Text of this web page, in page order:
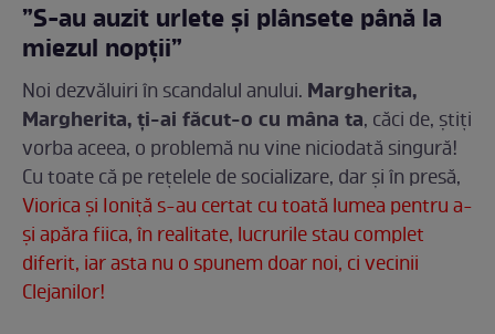
”S-au auzit urlete și plânsete până la
miezul nopții”
Noi dezvăluiri în scandalul anului. Margherita,
Margherita, ți-ai făcut-o cu mâna ta, căci de, știți
vorba aceea, o problemă nu vine niciodată singură!
Cu toate că pe rețelele de socializare, dar și în presă,
Viorica și Ioniță s-au certat cu toată lumea pentru a-
și apăra fiica, în realitate, lucrurile stau complet
diferit, iar asta nu o spunem doar noi, ci vecinii
Clejanilor!